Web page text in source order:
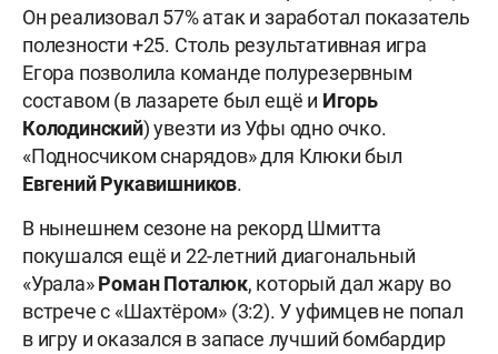
Он реализовал 57% атак и заработал показатель
полезности +25. Столь результативная игра
Егора позволила команде полурезервным
составом (в лазарете был ещё и Игорь
Колодинский) увезти из Уфы одно очко.
«Подносчиком снарядов» для Клюки был
Евгений Рукавишников.
В нынешнем сезоне на рекорд Шмитта
покушался ещё и 22-летний диагональный
«Урала»Роман Поталюк, который дал жару во
встрече с «Шахтёром» (3:2). У уфимцев не попал
в игру и оказался в запасе лучший бомбардир